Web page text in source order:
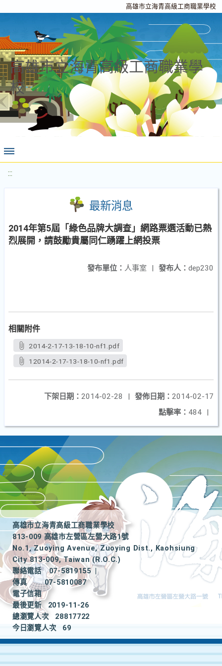
高雄市立海青高級工商職業學校
高雄市立海青高級工商職業學
校
:::
最新消息
2014年第5屆「綠色品牌大調查」網路票選活動已熱
烈展開，請鼓勵貴屬同仁踴躍上網投票
發布人： dep230
發布單位： 人事室 |
相關附件
2014-2-17-13-18-10-nf1.pdf
12014-2-17-13-18-10-nf1.pdf
發佈日期： 2014-02-17
下架日期： 2014-02-28
|
點擊率： 484 |
高雄市立海青高級工商職業學校
813-009 高雄市左營區左營大路1號
No.1, Zuoying Avenue, Zuoying Dist., Kaohsiung
City 813-009, Taiwan (R.O.C.)
聯絡電話
07-5819155
|
傳真
07-5810087
電子信箱
最後更新
2019-11-26
總瀏覽人次
28817722
今日瀏覽人次
69